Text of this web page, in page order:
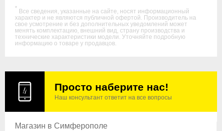
* Все сведения, указанные на сайте, носят информационный
характер и не являются публичной офертой. Производитель на
свое усмотрение и без дополнительных уведомлений может
менять комплектацию, внешний вид, страну производства и
технические характеристики модели. Уточняйте подробную
информацию о товаре у продавцов.
Просто наберите нас!
Наш консультант ответит на все вопросы
Магазин в Симферополе